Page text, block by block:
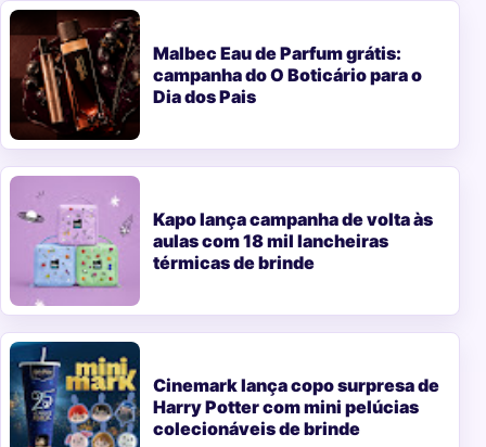
Malbec Eau de Parfum grátis:
campanha do O Boticário para o
Dia dos Pais
Kapo lança campanha de volta às
aulas com 18 mil lancheiras
térmicas de brinde
Cinemark lança copo surpresa de
Harry Potter com mini pelúcias
colecionáveis de brinde